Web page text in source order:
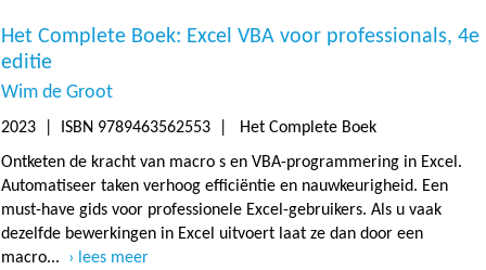
Het Complete Boek: Excel VBA voor professionals, 4e
editie
Wim de Groot
2023 | ISBN 9789463562553 | Het Complete Boek
Ontketen de kracht van macro s en VBA-programmering in Excel.
Automatiseer taken verhoog efficiëntie en nauwkeurigheid. Een
must-have gids voor professionele Excel-gebruikers. Als u vaak
dezelfde bewerkingen in Excel uitvoert laat ze dan door een
macro...
lees meer